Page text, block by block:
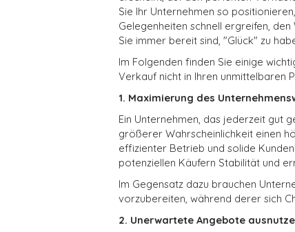
Sie Ihr Unternehmen so
Gelegenheiten schnell ergreifen,
Sie immer bereit sind, "Glück" zu
Im Folgenden finden Sie einige
Verkauf nicht in Ihren unmittelbaren
1. Maximierung des
Ein Unternehmen, das jederzeit gut
größerer Wahrscheinlichkeit einen
effizienter Betrieb und solide
potenziellen Käufern Stabilität und
Im Gegensatz dazu brauchen
vorzubereiten, während derer sich
2. Unerwartete Angebote